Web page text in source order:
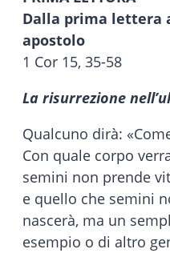
Dalla prima lettera
apostolo
1 Cor 15, 35-58
La risurrezione
Qualcuno dirà:
Con quale corpo
semini non prende
e quello che semini
nascerà, ma un
esempio o di altro